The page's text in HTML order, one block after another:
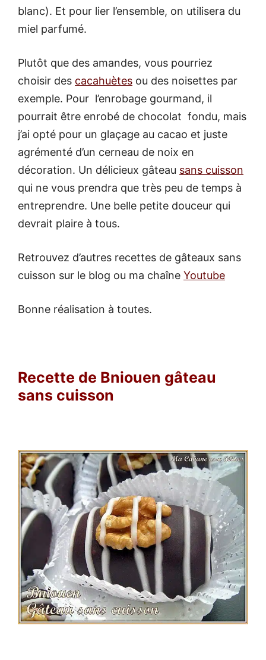
blanc). Et pour lier l’ensemble, on utilisera du
miel parfumé.
Plutôt que des amandes, vous pourriez
choisir des cacahuètes ou des noisettes par
exemple. Pour l’enrobage gourmand, il
pourrait être enrobé de chocolat fondu, mais
j’ai opté pour un glaçage au cacao et juste
agrémenté d’un cerneau de noix en
décoration. Un délicieux gâteau sans cuisson
qui ne vous prendra que très peu de temps à
entreprendre. Une belle petite douceur qui
devrait plaire à tous.
Retrouvez d’autres recettes de gâteaux sans
cuisson sur le blog ou ma chaîne Youtube
Bonne réalisation à toutes.
Recette de Bniouen gâteau
sans cuisson